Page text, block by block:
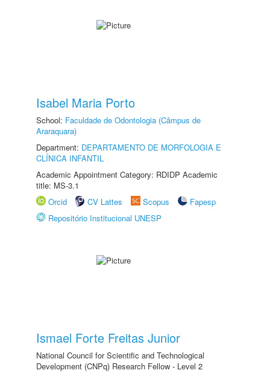
Isabel Maria Porto
School: Faculdade de Odontologia (Câmpus de
Araraquara)
Department: DEPARTAMENTO DE MORFOLOGIA E
CLÍNICA INFANTIL
Academic Appointment Category: RDIDP Academic
title: MS-3.1
Orcid
CV Lattes Scopus
Fapesp
Repositório Institucional UNESP
Ismael Forte Freitas Junior
National Council for Scientific and Technological
Development (CNPq) Research Fellow - Level 2